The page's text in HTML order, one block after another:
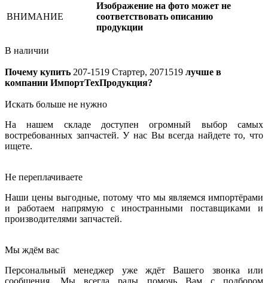
ВНИМАНИЕ
Изображение на фото может не
соответствовать описанию
продукции
В наличии
Почему купить 207-1519 Стартер, 2071519 лучше в
компании ИмпортТехПродукция?
Искать больше не нужно
На нашем складе доступен огромный выбор самых
востребованных запчастей. У нас Вы всегда найдете то, что
ищете.
Не переплачиваете
Наши цены выгодные, потому что мы являемся импортёрами
и работаем напрямую с иностранными поставщиками и
производителями запчастей.
Мы ждём вас
Персональный менеджер уже ждёт Вашего звонка или